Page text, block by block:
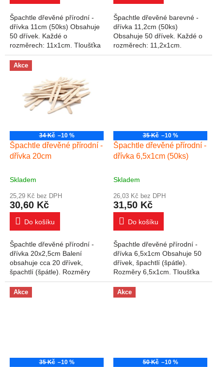
Špachtle dřevěné přírodní -
dřívka 11cm (50ks) Obsahuje
50 dřívek. Každé o
rozměrech: 11x1cm. Tloušťka
dřívek 2mm. Varování:
Obsahuje malé části.
Nevhodné pro děti do 3 let.
Špachtle dřevěné barevné -
dřívka 11,2cm (50ks)
Obsahuje 50 dřívek. Každé o
rozměrech: 11,2x1cm.
Tloušťka dřívek 2mm.
Akce
34 Kč –10 %
Špachtle dřevěné přírodní -
dřívka 20cm
Skladem
25,29 Kč bez DPH
30,60 Kč
Do košíku
Špachtle dřevěné přírodní -
dřívka 20x2,5cm Balení
obsahuje cca 20 dřívek,
špachtlí (špátle). Rozměry
20x2,5cm. Tloušťka 1mm.
35 Kč –10 %
Špachtle dřevěné přírodní -
dřívka 6,5x1cm (50ks)
Skladem
26,03 Kč bez DPH
31,50 Kč
Do košíku
Špachtle dřevěné přírodní -
dřívka 6,5x1cm Obsahuje 50
dřívek, špachtlí (špátle).
Rozměry 6,5x1cm. Tloušťka
2mm.
Akce
35 Kč –10 %
Akce
50 Kč –10 %